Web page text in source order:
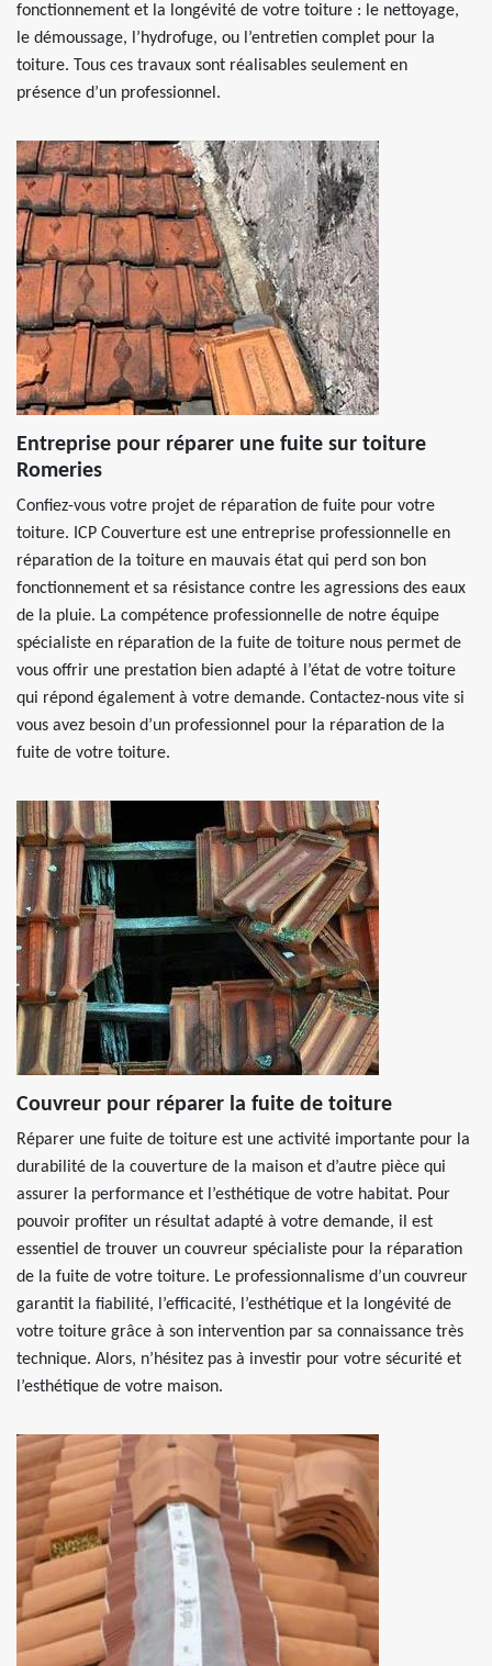
fonctionnement et la longévité de votre toiture : le nettoyage,
le démoussage, l’hydrofuge, ou l’entretien complet pour la
toiture. Tous ces travaux sont réalisables seulement en
présence d’un professionnel.
Entreprise pour réparer une fuite sur toiture
Romeries
Confiez-vous votre projet de réparation de fuite pour votre
toiture. ICP Couverture est une entreprise professionnelle en
réparation de la toiture en mauvais état qui perd son bon
fonctionnement et sa résistance contre les agressions des eaux
de la pluie. La compétence professionnelle de notre équipe
spécialiste en réparation de la fuite de toiture nous permet de
vous offrir une prestation bien adapté à l’état de votre toiture
qui répond également à votre demande. Contactez-nous vite si
vous avez besoin d’un professionnel pour la réparation de la
fuite de votre toiture.
Couvreur pour réparer la fuite de toiture
Réparer une fuite de toiture est une activité importante pour la
durabilité de la couverture de la maison et d’autre pièce qui
assurer la performance et l’esthétique de votre habitat. Pour
pouvoir profiter un résultat adapté à votre demande, il est
essentiel de trouver un couvreur spécialiste pour la réparation
de la fuite de votre toiture. Le professionnalisme d’un couvreur
garantit la fiabilité, l’efficacité, l’esthétique et la longévité de
votre toiture grâce à son intervention par sa connaissance très
technique. Alors, n’hésitez pas à investir pour votre sécurité et
l’esthétique de votre maison.